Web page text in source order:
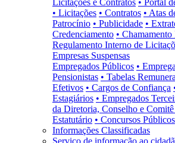
Licitações e Contratos • Portal
• Licitações • Contratos • Atas
Patrocínio • Publicidade •
Credenciamento •
Regulamento Interno de
Empresas Suspensas
Empregados Públicos •
Pensionistas • Tabelas
Efetivos • Cargos de Confiança
Estagiários • Empregados
da Diretoria, Conselho e
Estatutário • Concursos Públicos
Informações Classificadas
Serviço de informação ao